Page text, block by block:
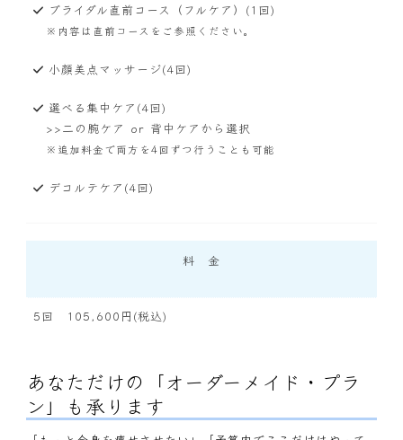
ブライダル直前コース（フルケア）(1回)
※内容は直前コースをご参照ください。
小顔美点マッサージ(4回)
選べる集中ケア(4回)
>>二の腕ケア or 背中ケアから選択
※追加料金で両方を4回ずつ行うことも可能
デコルテケア(4回)
料 金
5回 105,600円(税込)
あなただけの「オーダーメイド・プラ
ン」も承ります